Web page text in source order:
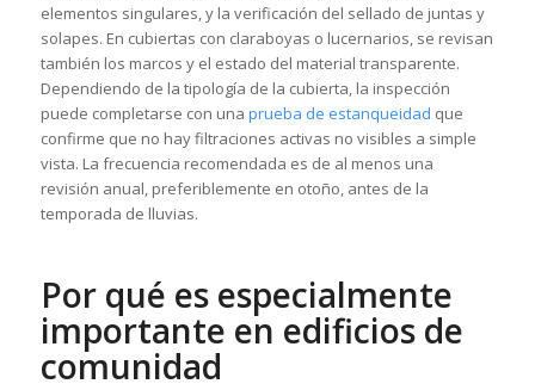
elementos singulares, y la verificación del sellado de juntas y
solapes. En cubiertas con claraboyas o lucernarios, se revisan
también los marcos y el estado del material transparente.
Dependiendo de la tipología de la cubierta, la inspección
puede completarse con una prueba de estanqueidad que
confirme que no hay filtraciones activas no visibles a simple
vista. La frecuencia recomendada es de al menos una
revisión anual, preferiblemente en otoño, antes de la
temporada de lluvias.
Por qué es especialmente
importante en edificios de
comunidad